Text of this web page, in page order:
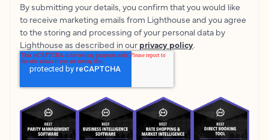
By submitting your details, you confirm that you would like
to receive marketing emails from Lighthouse and you agree
to the storing and processing of your personal data by
Lighthouse as described in our privacy policy.